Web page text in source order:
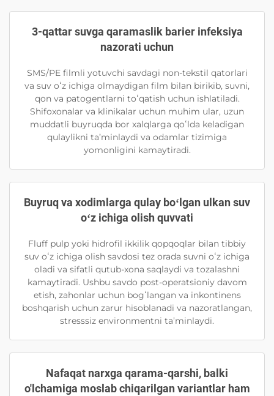
3-qattar suvga qaramaslik barier infeksiya
nazorati uchun
SMS/PE filmli yotuvchi savdagi non-tekstil qatorlari
va suv oʻz ichiga olmaydigan film bilan birikib, suvni,
qon va patogentlarni toʻqatish uchun ishlatiladi.
Shifoxonalar va klinikalar uchun muhim ular, uzun
muddatli buyruqda bor xalqlarga qoʻlda keladigan
qulaylikni ta’minlaydi va odamlar tizimiga
yomonligini kamaytiradi.
Buyruq va xodimlarga qulay boʻlgan ulkan suv
oʻz ichiga olish quvvati
Fluff pulp yoki hidrofil ikkilik qopqoqlar bilan tibbiy
suv oʻz ichiga olish savdosi tez orada suvni oʻz ichiga
oladi va sifatli qutub-xona saqlaydi va tozalashni
kamaytiradi. Ushbu savdo post-operatsioniy davom
etish, zahonlar uchun bogʻlangan va inkontinens
boshqarish uchun zarur hisoblanadi va nazoratlangan,
stresssiz environmentni ta’minlaydi.
Nafaqat narxga qarama-qarshi, balki
o'lchamiga moslab chiqarilgan variantlar ham